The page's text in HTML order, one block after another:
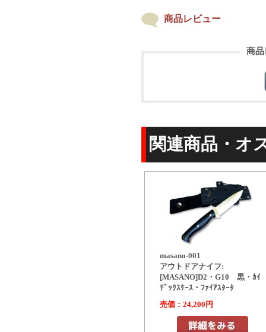
商品レビュー
商品
関連商品・オ
masano-001
アウトドアナイフ:
[MASANO]D2・G10 黒・ｶｲ
ﾃﾞｯｸｽｹｰｽ・ﾌｧｲｱｽﾀｰﾀ
売価：24,200円